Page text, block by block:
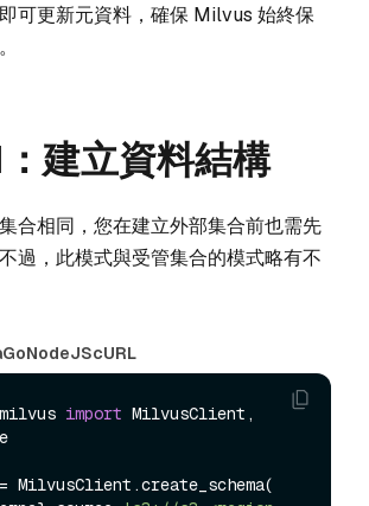
可更新元資料，確保 Milvus 始終保
建立資料結構
合相同，您在建立外部集合前也需先
過，此模式與受管集合的模式略有不
GoNodeJScURL
import MilvusClient,
= MilvusClient.create_schema(